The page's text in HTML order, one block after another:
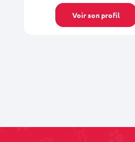
Voir son profil